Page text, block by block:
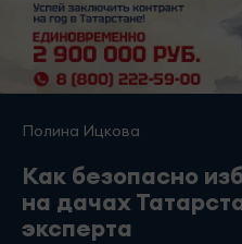
Полина Ицкова
Как безопасно
на дачах
эксперта